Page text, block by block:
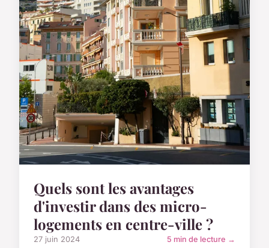
Quels sont les avantages
d'investir dans des micro-
logements en centre-ville ?
27 juin 2024 5 min de lecture →